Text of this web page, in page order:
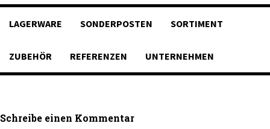
LAGERWARE SONDERPOSTEN SORTIMENT
ZUBEHÖR REFERENZEN UNTERNEHMEN
Schreibe einen Kommentar